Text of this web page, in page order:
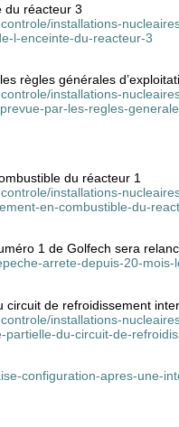
du réacteur 3
installations-
l-enceinte-du-reacteur-3
règles générales
installations-
par-les-regles-
du réacteur 1
installations-
en-combustible-du-
1 de Golfech sera
arrete-depuis-20-
circuit de refroidissement
installations-
du-circuit-de-
configuration-apres-une-